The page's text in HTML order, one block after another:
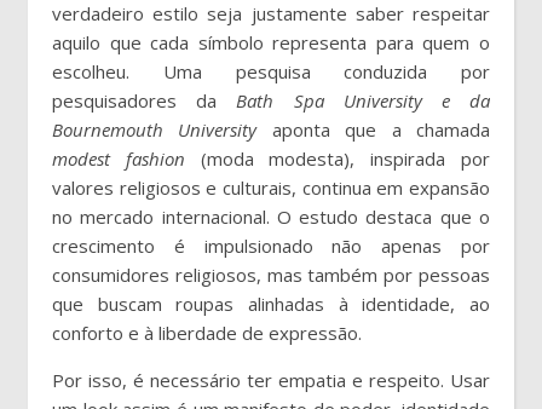
verdadeiro estilo seja justamente saber respeitar
aquilo que cada símbolo representa para quem o
escolheu. Uma pesquisa conduzida por
pesquisadores da Bath Spa University e da
Bournemouth Universityaponta que a chamada
modest fashion (moda modesta), inspirada por
valores religiosos e culturais, continua em expansão
no mercado internacional. O estudo destaca que o
crescimento é impulsionado não apenas por
consumidores religiosos, mas também por pessoas
que buscam roupas alinhadas à identidade, ao
conforto e à liberdade de expressão.
Por isso, é necessário ter empatia e respeito. Usar